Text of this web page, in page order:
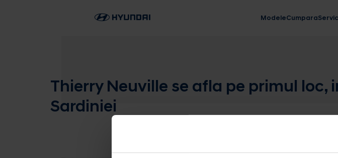
Thierry Neuville se afla pe primul
Sardiniei
ModeleCumpara